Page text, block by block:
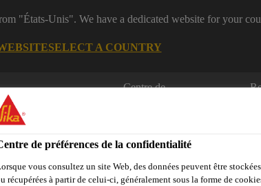
"États-Unis". We have a dedicated website for your
SELECT A COUNTRY
Centre de
automobile
de préférences de la confidentialité
vous consultez un site Web, des données peuvent être
récupérées à partir de celui-ci, généralement sous la forme de